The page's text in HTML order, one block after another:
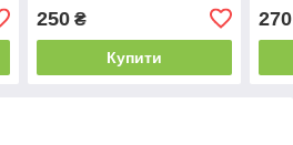
250₴
Купити
270